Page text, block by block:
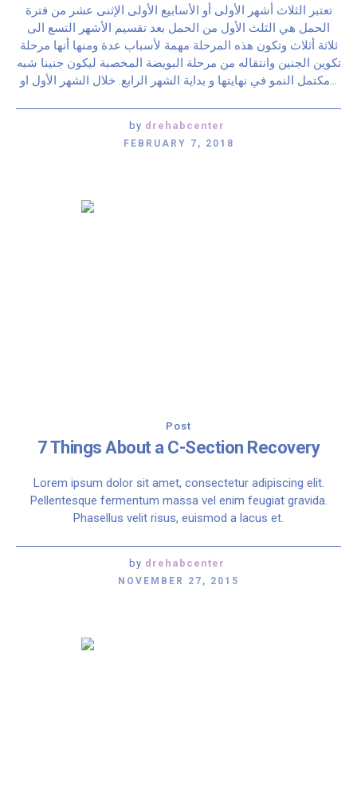
تعتبر الثلاث أشهر الأولى أو الأسابيع الأولى الإثنى عشر من فترة
الحمل هي الثلث الأول من الحمل بعد تقسيم الأشهر التسع الى
ثلاثة أثلاث وتكون هذه المرحلة مهمة لأسباب عدة ومنها أنها مرحلة
تكوين الجنين وانتقاله من مرحلة البويضة المخصبة ليكون جنينا شبه
مكتمل النمو في نهايتها و بداية الشهر الرابع. خلال الشهر الأول او...
by drehabcenter
FEBRUARY 7, 2018
Post
7 Things About a C-Section Recovery
Lorem ipsum dolor sit amet, consectetur adipiscing elit.
Pellentesque fermentum massa vel enim feugiat gravida.
Phasellus velit risus, euismod a lacus et.
by drehabcenter
NOVEMBER 27, 2015